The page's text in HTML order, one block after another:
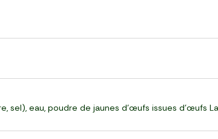
sel), eau, poudre de jaunes d'œufs issues d'œufs